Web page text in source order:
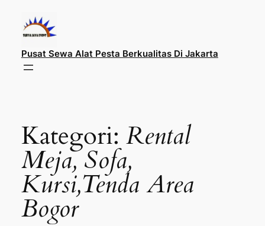
konten
Pusat Sewa Alat Pesta Berkualitas Di Jakarta
Kategori: Rental
Meja, Sofa,
Kursi,Tenda Area
Bogor